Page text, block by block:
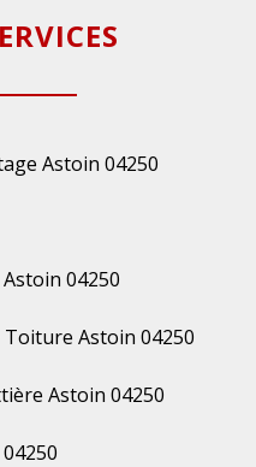
Astoin 04250
04250
Astoin 04250
Astoin 04250